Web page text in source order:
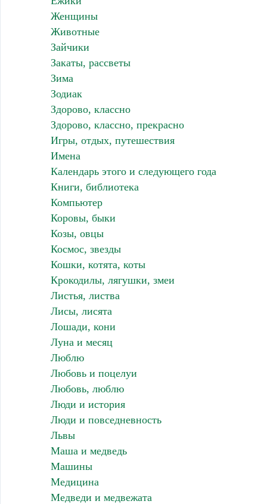
Женщины
Животные
Зайчики
Закаты, рассветы
Зима
Зодиак
Здорово, классно
Здорово, классно, прекрасно
Игры, отдых, путешествия
Имена
Календарь этого и следующего года
Книги, библиотека
Компьютер
Коровы, быки
Козы, овцы
Космос, звезды
Кошки, котята, коты
Крокодилы, лягушки, змеи
Листья, листва
Лисы, лисята
Лошади, кони
Луна и месяц
Люблю
Любовь и поцелуи
Любовь, люблю
Люди и история
Люди и повседневность
Львы
Маша и медведь
Машины
Медицина
Медведи и медвежата